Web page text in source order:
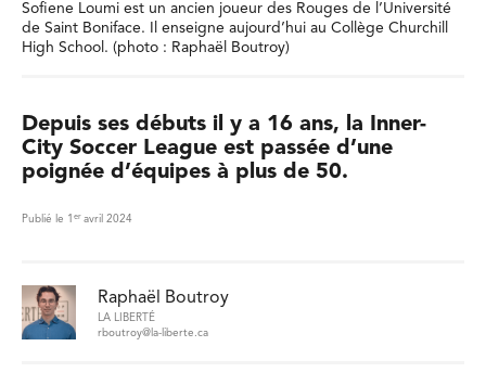
Sofiene Loumi est un ancien joueur des Rouges de l’Université
de Saint Boniface. Il enseigne aujourd’hui au Collège Churchill
High School. (photo : Raphaël Boutroy)
Depuis ses débuts il y a 16 ans, la Inner-
City Soccer League est passée d’une
poignée d’équipes à plus de 50.
Publié le 1 er avril 2024
Raphaël Boutroy
LA LIBERTÉ
rboutroy@la-liberte.ca